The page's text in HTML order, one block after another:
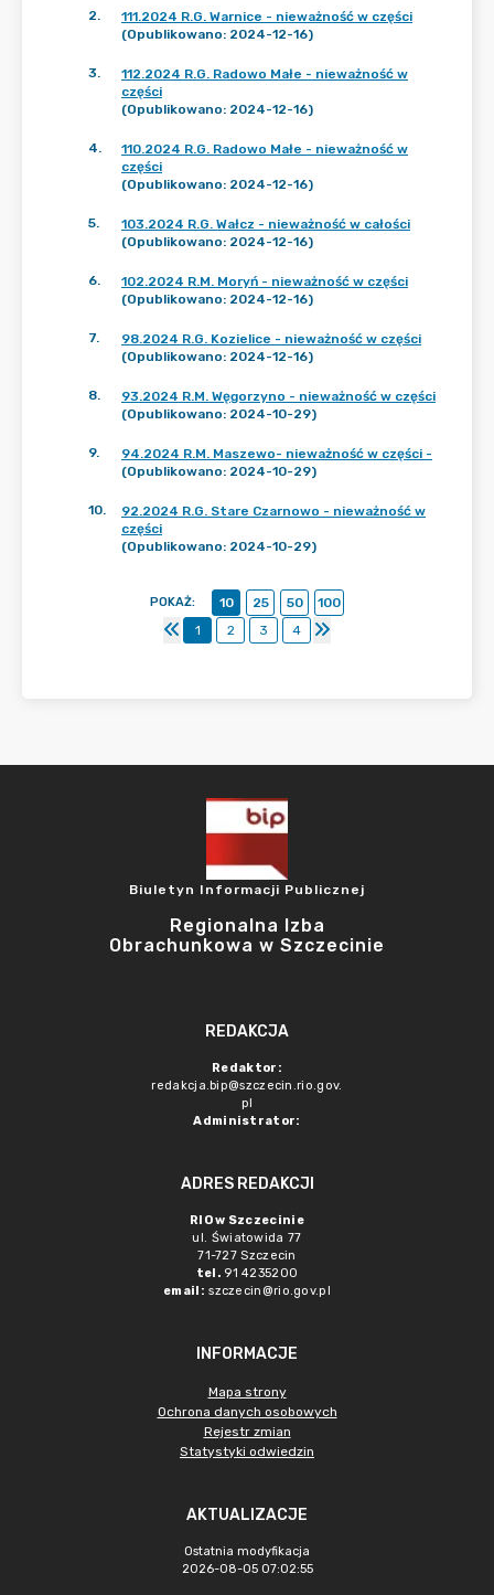
2.
111.2024 R.G. Warnice - nieważność w części
(Opublikowano: 2024-12-16)
3.
112.2024 R.G. Radowo Małe - nieważność w
części
(Opublikowano: 2024-12-16)
4.
110.2024 R.G. Radowo Małe - nieważność w
części
(Opublikowano: 2024-12-16)
5.
103.2024 R.G. Wałcz - nieważność w całości
(Opublikowano: 2024-12-16)
6.
102.2024 R.M. Moryń - nieważność w części
(Opublikowano: 2024-12-16)
7.
98.2024 R.G. Kozielice - nieważność w części
(Opublikowano: 2024-12-16)
8.
93.2024 R.M. Węgorzyno - nieważność w części
(Opublikowano: 2024-10-29)
9.
94.2024 R.M. Maszewo- nieważność w części -
(Opublikowano: 2024-10-29)
10.
92.2024 R.G. Stare Czarnowo - nieważność w
części
(Opublikowano: 2024-10-29)
POKAŻ: 10 25 50
100
1
2 3 4
Biuletyn Informacji Publicznej
Regionalna Izba
Obrachunkowa w Szczecinie
REDAKCJA
Redaktor:
redakcja.bip@szczecin.rio.gov.
pl
Administrator:
ADRES REDAKCJI
RIO w Szczecinie
ul. Światowida 77
71-727 Szczecin
tel. 91 4235200
email: szczecin@rio.gov.pl
INFORMACJE
Mapa strony
Ochrona danych osobowych
Rejestr zmian
Statystyki odwiedzin
AKTUALIZACJE
Ostatnia modyfikacja
2026-08-05 07:02:55